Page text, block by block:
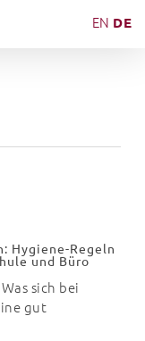
Hygiene-Regeln
und Büro
sich bei
gut
EN DE